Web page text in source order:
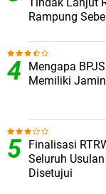
Rampung
Mengapa
Memiliki
Finalisasi
Seluruh
Disetujui